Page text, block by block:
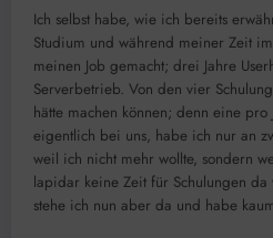
Ich selbst habe, wie ich bereits
Studium und während meiner Zeit
meinen Job gemacht; drei Jahre
Serverbetrieb. Von den vier
hätte machen können; denn eine
eigentlich bei uns, habe ich nur an
weil ich nicht mehr wollte, sondern
lapidar keine Zeit für Schulungen
stehe ich nun aber da und habe